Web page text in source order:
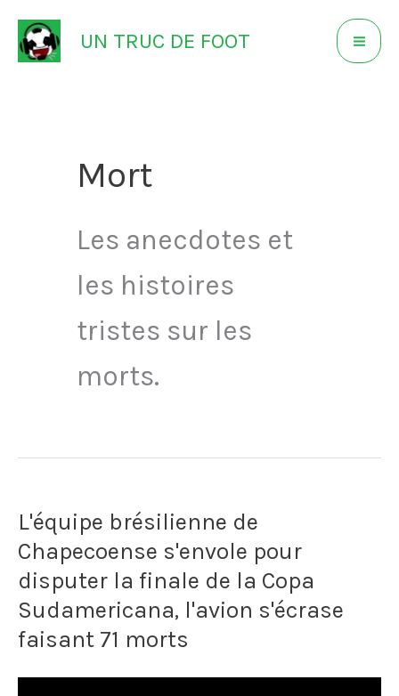
Aller
au
UN TRUC DE FOOT
Mort
Les anecdotes et
les histoires
tristes sur les
morts.
L'équipe brésilienne de
Chapecoense s'envole pour
disputer la finale de la Copa
Sudamericana, l'avion s'écrase
faisant 71 morts